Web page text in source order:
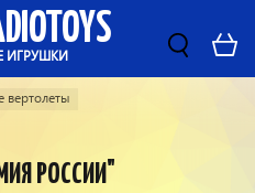
ИГРУШКИ
вертолеты
РОССИИ"